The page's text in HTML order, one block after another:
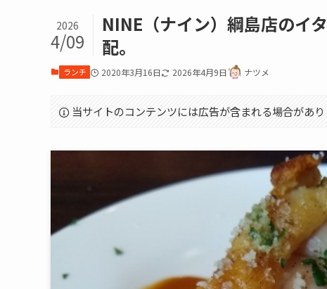
NINE（ナイン）綱島店のイ
配。
2026
4/09
ランチ 2020年3月16日 2026年4月9日 ナツメ
当サイトのコンテンツには広告が含まれる場合があり